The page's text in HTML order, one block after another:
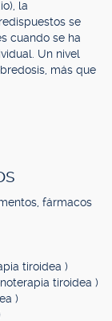
la
se
cuando se ha
Un nivel
más que
fármacos
tiroidea )
tiroidea )
)